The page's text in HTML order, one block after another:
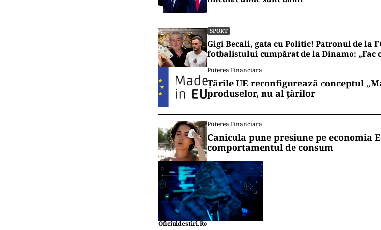
SPORT
Gigi Becali, gata cu Politic! Patronul de la
fotbalistului cumpărat de la Dinamo: „Fac
Puterea Financiara
Țările UE reconfigurează conceptul
produselor, nu al țărilor
Puterea Financiara
Canicula pune presiune pe economia
comportamentul de consum
Oficiuldestiri.ro